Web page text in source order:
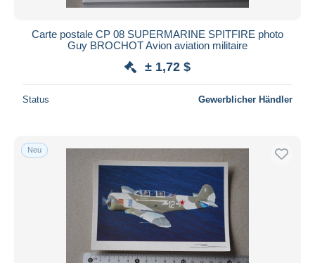
Carte postale CP 08 SUPERMARINE SPITFIRE photo
Guy BROCHOT Avion aviation militaire
± 1,72 $
Status Gewerblicher Händler
Neu